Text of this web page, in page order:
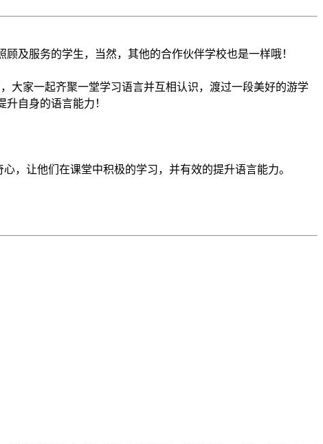
及服务的学生，当然，其他的合作伙伴学校也是一样哦！
大家一起齐聚一堂学习语言并互相认识，渡过一段美好的游学
自身的语言能力！
，让他们在课堂中积极的学习，并有效的提升语言能力。